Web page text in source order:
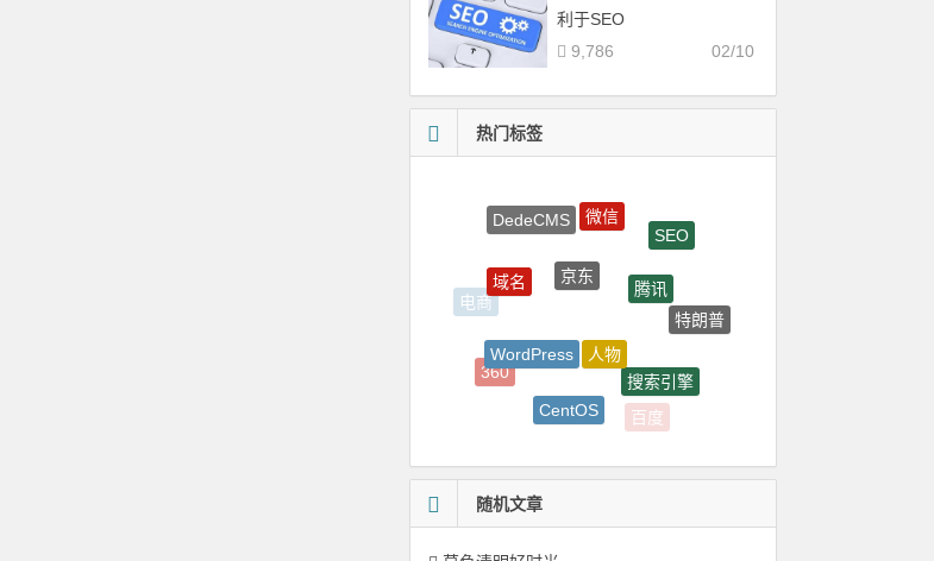
利于SEO
02/10
9,786
热门标签
DedeCMS
微信
SEO
电商
域名 腾讯
特朗普
360
搜索引擎
百度
QQ
CentOS
随机文章